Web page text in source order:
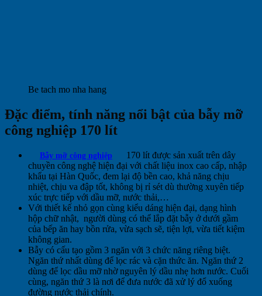
Be tach mo nha hang
Đặc điểm, tính năng nổi bật của bẫy mỡ
công nghiệp 170 lít
Bẫy mỡ công nghiệp
170 lít được sản xuất trên dây
chuyền công nghệ hiện đại với chất liệu inox cao cấp, nhập
khẩu tại Hàn Quốc, đem lại độ bền cao, khả năng chịu
nhiệt, chịu va đập tốt, không bị rỉ sét dù thường xuyên tiếp
xúc trực tiếp với dầu mỡ, nước thải,…
Với thiết kế nhỏ gọn cùng kiểu dáng hiện đại, dạng hình
hộp chữ nhật, người dùng có thể lắp đặt bẫy ở dưới gầm
của bếp ăn hay bồn rửa, vừa sạch sẽ, tiện lợi, vừa tiết kiệm
không gian.
Bẫy có cấu tạo gồm 3 ngăn với 3 chức năng riêng biệt.
Ngăn thứ nhất dùng để lọc rác và cặn thức ăn. Ngăn thứ 2
dùng để lọc dầu mỡ nhờ nguyên lý dầu nhẹ hơn nước. Cuối
cùng, ngăn thứ 3 là nơi để đưa nước đã xử lý đổ xuống
đường nước thải chính.